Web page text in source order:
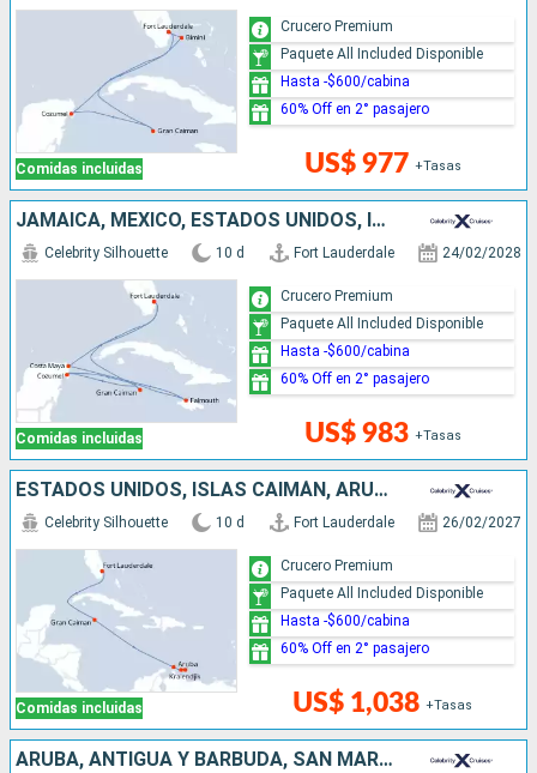
Comidas incluidas US$ 977 +Tasas
Crucero Premium
Paquete All Included Disponible
Hasta -$600/cabina
60% Off en 2° pasajero
JAMAICA, MÉXICO, ESTADOS UNIDOS, ISLAS CAIMÁN
Comidas incluidas
Celebrity Silhouette 10 d Fort Lauderdale 24/02/2028
US$ 983 +Tasas
Crucero Premium
Paquete All Included Disponible
Hasta -$600/cabina
60% Off en 2° pasajero
ESTADOS UNIDOS, ISLAS CAIMÁN, ARUBA
Comidas incluidas
Celebrity Silhouette 10 d Fort Lauderdale 26/02/2027
US$ 1,038 +Tasas
Crucero Premium
Paquete All Included Disponible
Hasta -$600/cabina
60% Off en 2° pasajero
ARUBA, ANTIGUA Y BARBUDA, SAN MARTÍN, ESTADOS UNIDOS